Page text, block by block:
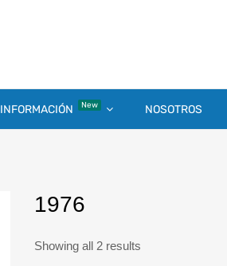
INFORMACIÓN New NOSOTROS
1976
Showing all 2 results